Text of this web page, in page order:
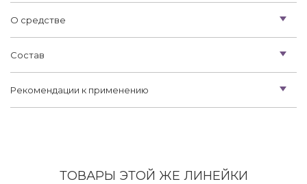
О средстве
Состав
Рекомендации к применению
ТОВАРЫ ЭТОЙ ЖЕ ЛИНЕЙКИ